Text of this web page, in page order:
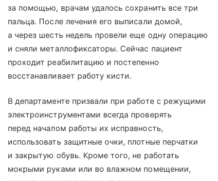
за помощью, врачам удалось сохранить все три
пальца. После лечения его выписали домой,
а через шесть недель провели еще одну операцию
и сняли металлофиксаторы. Сейчас пациент
проходит реабилитацию и постепенно
восстанавливает работу кисти.
В департаменте призвали при работе с режущими
электроинструментами всегда проверять
перед началом работы их исправность,
использовать защитные очки, плотные перчатки
и закрытую обувь. Кроме того, не работать
мокрыми руками или во влажном помещении,